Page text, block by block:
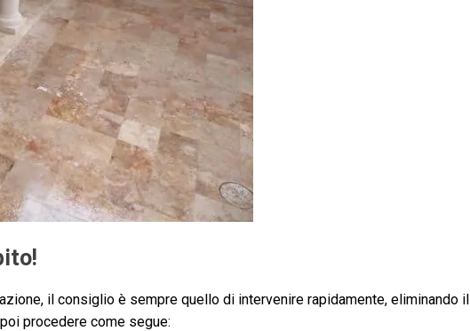
il consiglio è sempre quello di intervenire rapidamente, eliminando il
procedere come segue: